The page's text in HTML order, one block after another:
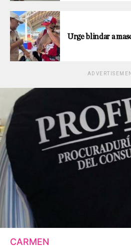
Urge blindar a
CARMEN